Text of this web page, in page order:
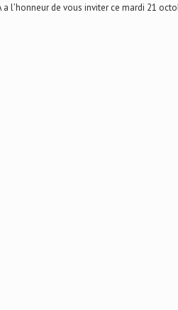
a l’honneur de vous inviter ce mardi 21